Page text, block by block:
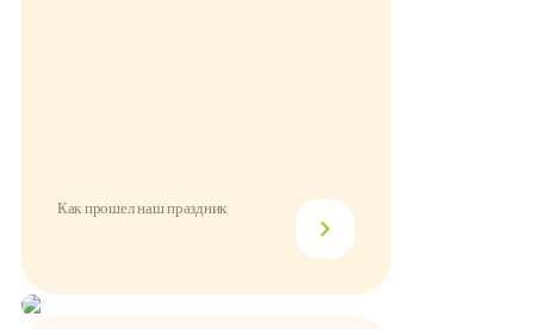
Как прошел наш праздник